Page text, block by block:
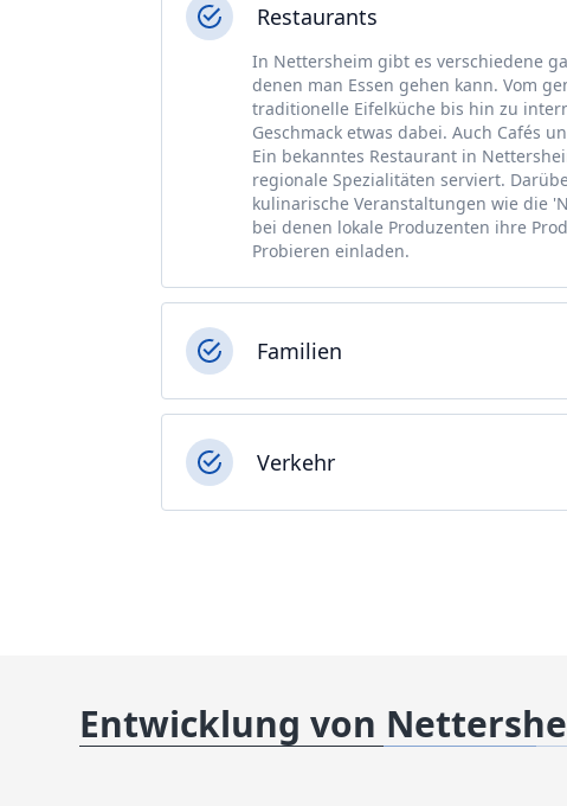
Restaurants
In Nettersheim gibt es verschiedene
denen man Essen gehen kann. Vom
traditionelle Eifelküche bis hin zu
Geschmack etwas dabei. Auch Cafés
Ein bekanntes Restaurant in
regionale Spezialitäten serviert.
kulinarische Veranstaltungen wie die
bei denen lokale Produzenten ihre
Probieren einladen.
Familien
Verkehr
Entwicklung von